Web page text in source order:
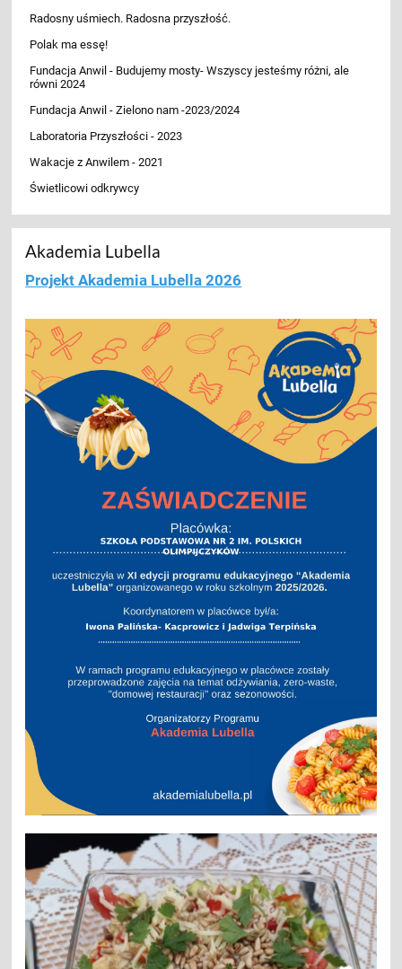
Radosny uśmiech. Radosna przyszłość.
Polak ma essę!
Fundacja Anwil - Budujemy mosty- Wszyscy jesteśmy różni, ale
równi 2024
Fundacja Anwil - Zielono nam -2023/2024
Laboratoria Przyszłości - 2023
Wakacje z Anwilem - 2021
Świetlicowi odkrywcy
Akademia Lubella
Projekt Akademia Lubella 2026